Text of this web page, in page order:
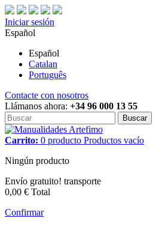
Iniciar sesión
Español
Español
Catalan
Português
Contacte con nosotros
Llámanos ahora: +34 96 000 13 55
Buscar
Carrito: 0 producto Productos vacío
Ningún producto
Envío gratuito! transporte
0,00 € Total
Confirmar